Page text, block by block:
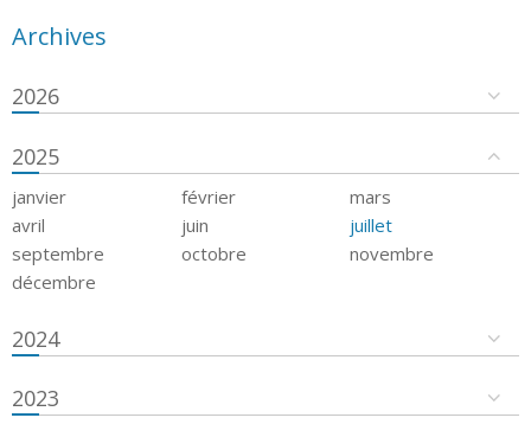
Archives
2026
2025
janvier février
mars
avril
juin
juillet
septembre
octobre
novembre
décembre
2024
2023